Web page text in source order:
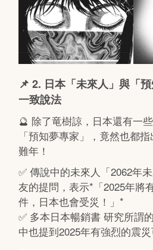
📌 2. 日本「未來人」與「
一致說法
🔮 除了竜樹諒，日本還有一
「預知夢專家」，竟然也都
難年！
✅ 傳說中的未來人「2062年
友的提問，表示*「2025年將
件，日本也會受災！」*
✅ 多本日本暢銷書 研究所謂
中也提到2025年有強烈的震災